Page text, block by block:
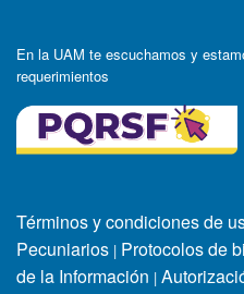
En la UAM te escuchamos y
requerimientos
Términos y condiciones de
Pecuniarios | Protocolos de
de la Información |